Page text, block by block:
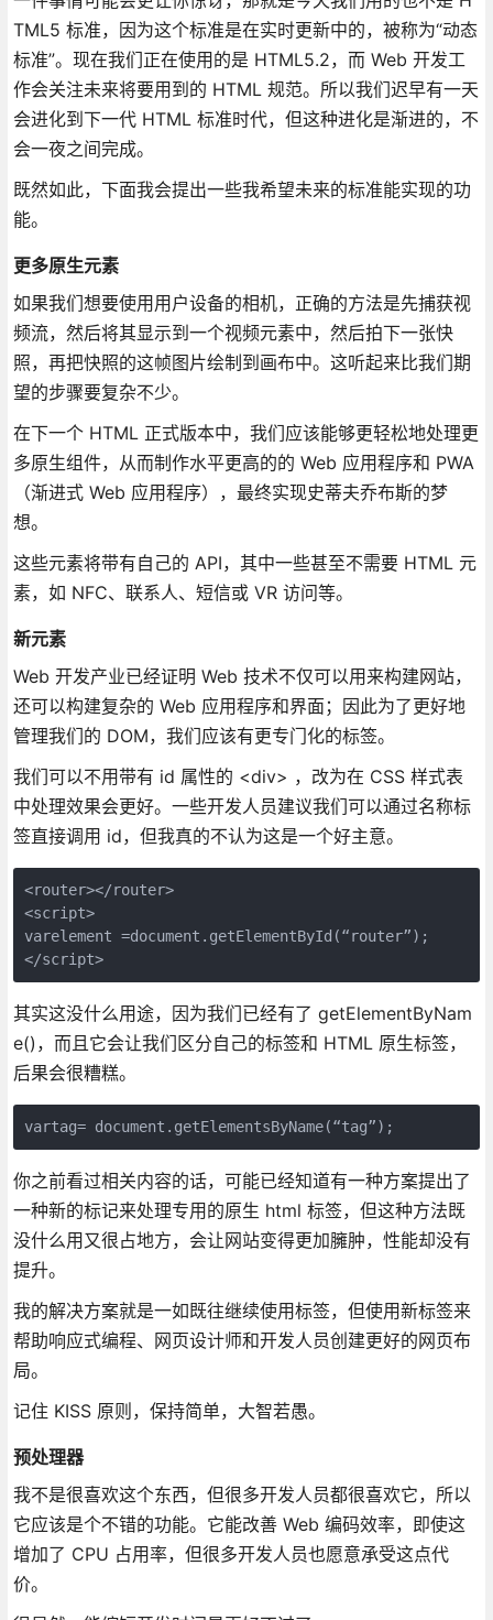
TML5 标准，因为这个标准是在实时更新中的，被称为“动态
标准”。现在我们正在使用的是 HTML5.2，而 Web 开发工
作会关注未来将要用到的 HTML 规范。所以我们迟早有一天
会进化到下一代 HTML 标准时代，但这种进化是渐进的，不
会一夜之间完成。
既然如此，下面我会提出一些我希望未来的标准能实现的功
能。
更多原生元素
如果我们想要使用用户设备的相机，正确的方法是先捕获视
频流，然后将其显示到一个视频元素中，然后拍下一张快
照，再把快照的这帧图片绘制到画布中。这听起来比我们期
望的步骤要复杂不少。
在下一个 HTML 正式版本中，我们应该能够更轻松地处理更
多原生组件，从而制作水平更高的的 Web 应用程序和 PWA
（渐进式 Web 应用程序），最终实现史蒂夫乔布斯的梦
想。
这些元素将带有自己的 API，其中一些甚至不需要 HTML 元
素，如 NFC、联系人、短信或 VR 访问等。
新元素
Web 开发产业已经证明 Web 技术不仅可以用来构建网站，
还可以构建复杂的 Web 应用程序和界面；因此为了更好地
管理我们的 DOM，我们应该有更专门化的标签。
我们可以不用带有 id 属性的 <div> ，改为在 CSS 样式表
中处理效果会更好。一些开发人员建议我们可以通过名称标
签直接调用 id，但我真的不认为这是一个好主意。
<router></router>
<script>
varelement =document.getElementById(“router”);
</script>
其实这没什么用途，因为我们已经有了 getElementByNam
e()，而且它会让我们区分自己的标签和 HTML 原生标签，
后果会很糟糕。
你之前看过相关内容的话，可能已经知道有一种方案提出了
一种新的标记来处理专用的原生 html 标签，但这种方法既
没什么用又很占地方，会让网站变得更加臃肿，性能却没有
提升。
我的解决方案就是一如既往继续使用标签，但使用新标签来
帮助响应式编程、网页设计师和开发人员创建更好的网页布
局。
记住 KISS 原则，保持简单，大智若愚。
预处理器
我不是很喜欢这个东西，但很多开发人员都很喜欢它，所以
它应该是个不错的功能。它能改善 Web 编码效率，即使这
增加了 CPU 占用率，但很多开发人员也愿意承受这点代
价。